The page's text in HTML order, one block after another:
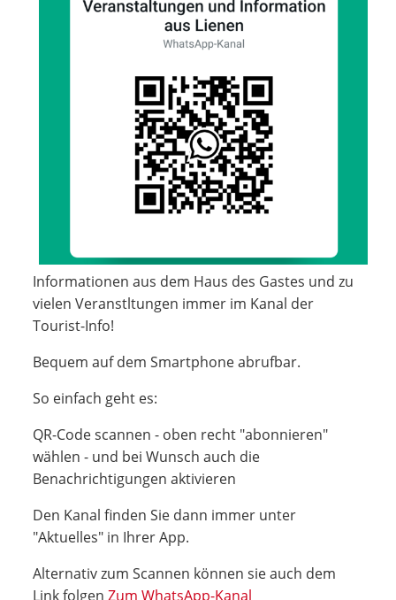
Informationen aus dem Haus des Gastes und zu
vielen Veranstltungen immer im Kanal der
Tourist-Info!
Bequem auf dem Smartphone abrufbar.
So einfach geht es:
QR-Code scannen - oben recht "abonnieren"
wählen - und bei Wunsch auch die
Benachrichtigungen aktivieren
Den Kanal finden Sie dann immer unter
"Aktuelles" in Ihrer App.
Alternativ zum Scannen können sie auch dem
Link folgen Zum WhatsApp-Kanal